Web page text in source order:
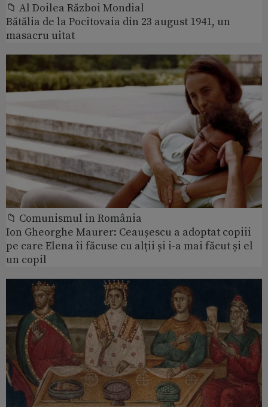
📁 Al Doilea Război Mondial
Bătălia de la Pocitovaia din 23 august 1941, un
masacru uitat
📁 Comunismul in România
Ion Gheorghe Maurer: Ceaușescu a adoptat copiii
pe care Elena îi făcuse cu alții și i-a mai făcut și el
un copil